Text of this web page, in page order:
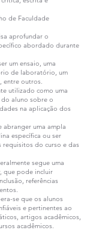
de Faculdade
aprofundar o
abordado durante
um ensaio, uma
de laboratório, um
entre outros.
utilizado como uma
aluno sobre o
na aplicação dos
abranger uma ampla
específica ou ser
do curso e das
segue uma
que pode incluir
referências
se que os alunos
e pertinentes ao
artigos acadêmicos,
acadêmicos.